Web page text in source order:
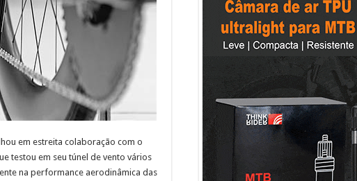
em estreita colaboração com o
testou em seu túnel de vento vários
na performance aerodinâmica das